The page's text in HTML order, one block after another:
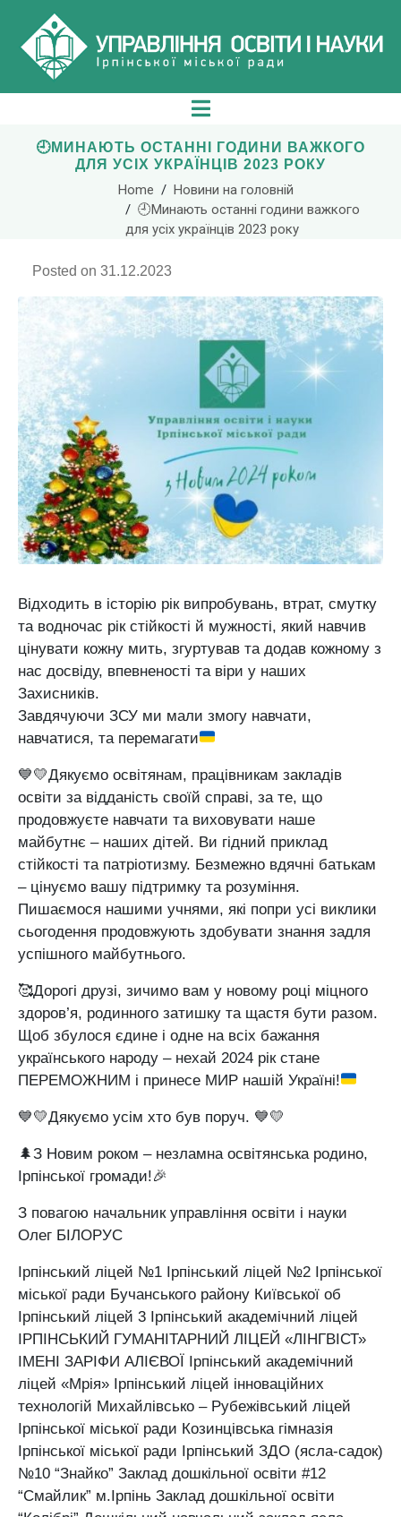
🕘МИНАЮТЬ ОСТАННІ ГОДИНИ ВАЖКОГО
ДЛЯ УСІХ УКРАЇНЦІВ 2023 РОКУ
Home
Новини на головній
🕘Минають останні години важкого
для усіх українців 2023 року
Posted on 31.12.2023
Відходить в історію рік випробувань, втрат, смутку
та водночас рік стійкості й мужності, який навчив
цінувати кожну мить, згуртував та додав кожному з
нас досвіду, впевненості та віри у наших
Захисників.
Завдячуючи ЗСУ ми мали змогу навчати,
навчатися, та перемагати
💙💛Дякуємо освітянам, працівникам закладів
освіти за відданість своїй справі, за те, що
продовжуєте навчати та виховувати наше
майбутнє – наших дітей. Ви гідний приклад
стійкості та патріотизму. Безмежно вдячні батькам
– цінуємо вашу підтримку та розуміння.
Пишаємося нашими учнями, які попри усі виклики
сьогодення продовжують здобувати знання задля
успішного майбутнього.
🥰Дорогі друзі, зичимо вам у новому році міцного
здоров’я, родинного затишку та щастя бути разом.
Щоб збулося єдине і одне на всіх бажання
українського народу – нехай 2024 рік стане
ПЕРЕМОЖНИМ і принесе МИР нашій Україні!
💙💛Дякуємо усім хто був поруч. 💙💛
🌲З Новим роком – незламна освітянська родино,
Ірпінської громади!🎉
З повагою начальник управління освіти і науки
Олег БІЛОРУС
Ірпінський ліцей №1 Ірпінський ліцей №2 Ірпінської
міської ради Бучанського району Київської об
Ірпінський ліцей 3 Ірпінський академічний ліцей
ІРПІНСЬКИЙ ГУМАНІТАРНИЙ ЛІЦЕЙ «ЛІНГВІСТ»
ІМЕНІ ЗАРІФИ АЛІЄВОЇ Ірпінський академічний
ліцей «Мрія» Ірпінський ліцей інноваційних
технологій Михайлівсько – Рубежівський ліцей
Ірпінської міської ради Козинцівська гімназія
Ірпінської міської ради Ірпінський ЗДО (ясла-садок)
№10 “Знайко” Заклад дошкільної освіти #12
“Смайлик” м.Ірпінь Заклад дошкільної освіти